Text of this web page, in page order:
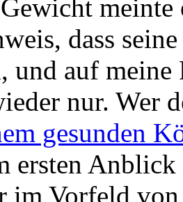
meinte
dass
und auf
nur. Wer
gesunden
ersten Anblick
im Vorfeld